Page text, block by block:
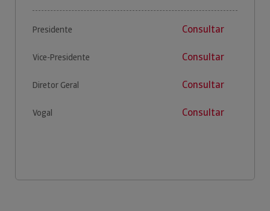
Presidente Consultar
Vice-Presidente Consultar
Diretor Geral Consultar
Vogal Consultar